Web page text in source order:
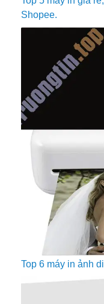
Shopee.
Top 6 máy in ảnh